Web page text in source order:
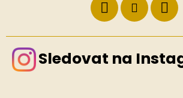
Sledovat na